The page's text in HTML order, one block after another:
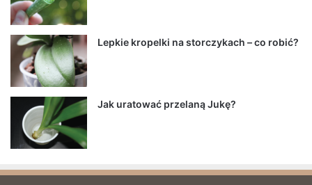
Lepkie kropelki na storczykach – co robić?
Jak uratować przelaną Jukę?